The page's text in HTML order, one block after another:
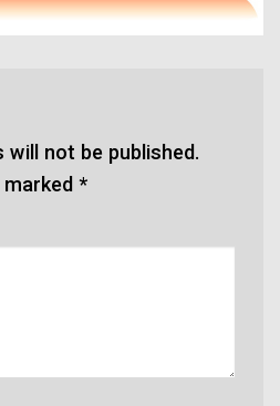
will not be published.
marked *